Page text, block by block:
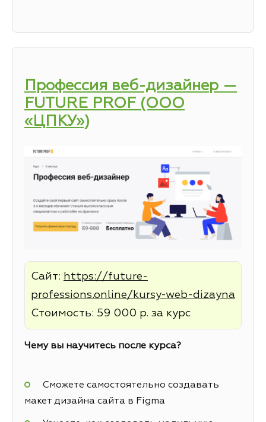
Профессия веб-дизайнер —
FUTURE PROF (ООО
«ЦПКУ»)
Сайт: https://future-
professions.online/kursy-web-dizayna
Стоимость: 59 000 р. за курс
Чему вы научитесь после курса?
Сможете самостоятельно создавать
макет дизайна сайта в Figma